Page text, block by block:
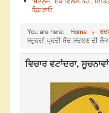
ਬਿਸਰਾਓ
You are here: Home
ਬਜ਼ੁਰਗਾਂ ਪ੍ਰਤੀ ਸੋਚ ਬਦਲਣ ਦੀ
ਵਿਚਾਰ ਵਟਾਂਦਰਾ,